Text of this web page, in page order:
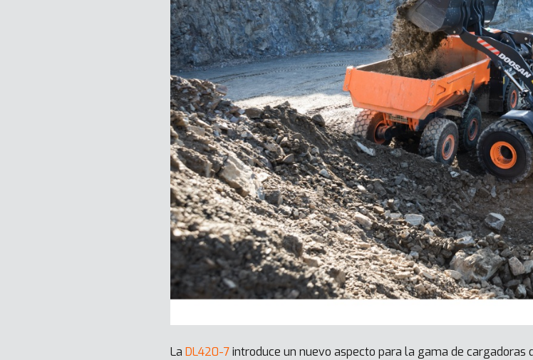
La DL420-7introduce un nuevo aspecto para la gama de cargadoras